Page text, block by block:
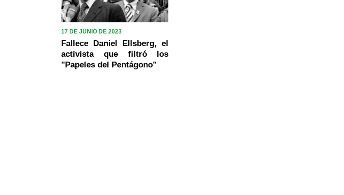
17 DE JUNIO DE 2023
Fallece Daniel Ellsberg, el
activista que filtró los
"Papeles del Pentágono"